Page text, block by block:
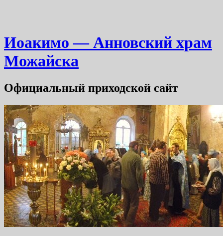
Иоакимо — Анновский храм
Можайска
Официальный приходской сайт